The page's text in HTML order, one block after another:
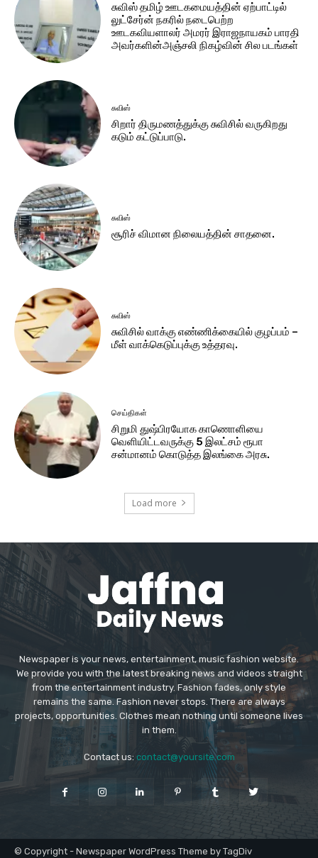
சுவிஸ் தமிழ் ஊடகமையத்தின் ஏற்பாட்டில்
லுட்சேர்ன் நகரில் நடைபெற்ற
ஊடகவியளாலர் அமரர் இராஜநாயகம் பாரதி
அவர்களின்அஞ்சலி நிகழ்வின் சில படங்கள்
சுவிஸ்
சிறார் திருமணத்துக்கு சுவிசில் வருகிறது
கடும் கட்டுப்பாடு.
சுவிஸ்
சூரிச் விமான நிலையத்தின் சாதனை.
சுவிஸ்
சுவிசில் வாக்கு எண்ணிக்கையில் குழப்பம் –
மீள் வாக்கெடுப்புக்கு உத்தரவு.
செய்திகள்
சிறுமி துஷ்பிரயோக காணொளியை
வெளியிட்டவருக்கு 5 இலட்சம் ரூபா
சன்மானம் கொடுத்த இலங்கை அரசு.
Load more
Newspaper is your news, entertainment, music fashion website.
We provide you with the latest breaking news and videos straight
from the entertainment industry. Fashion fades, only style
remains the same. Fashion never stops. There are always
projects, opportunities. Clothes mean nothing until someone lives
in them.
Contact us: contact@yoursite.com
© Copyright - Newspaper WordPress Theme by TagDiv